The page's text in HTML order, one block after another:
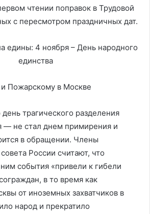
чтении поправок в Трудовой
с пересмотром праздничных дат.
Пожарскому в Москве
трагического разделения
— не стал днем примирения и
в обращении. Члены
России считают, что
события «привели к гибели
в то время как
от иноземных захватчиков в
народ и прекратило